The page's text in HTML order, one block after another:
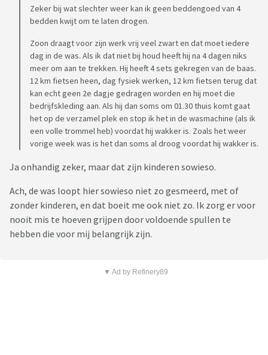
Zeker bij wat slechter weer kan ik geen beddengoed van 4
bedden kwijt om te laten drogen.
Zoon draagt voor zijn werk vrij veel zwart en dat moet iedere
dag in de was. Als ik dat niet bij houd heeft hij na 4 dagen niks
meer om aan te trekken. Hij heeft 4 sets gekregen van de baas.
12 km fietsen heen, dag fysiek werken, 12 km fietsen terug dat
kan echt geen 2e dagje gedragen worden en hij moet die
bedrijfskleding aan. Als hij dan soms om 01.30 thuis komt gaat
het op de verzamel plek en stop ik het in de wasmachine (als ik
een volle trommel heb) voordat hij wakker is. Zoals het weer
vorige week was is het dan soms al droog voordat hij wakker is.
Ja onhandig zeker, maar dat zijn kinderen sowieso.
Ach, de was loopt hier sowieso niet zo gesmeerd, met of
zonder kinderen, en dat boeit me ook niet zo. Ik zorg er voor
nooit mis te hoeven grijpen door voldoende spullen te
hebben die voor mij belangrijk zijn.
▼ Ad by Refinery89